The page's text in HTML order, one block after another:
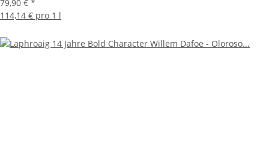
79,90 € *
114,14 € pro 1 l